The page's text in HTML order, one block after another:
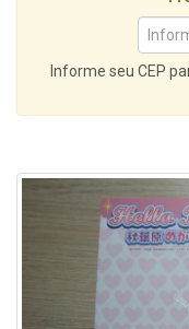
Informe seu CEP